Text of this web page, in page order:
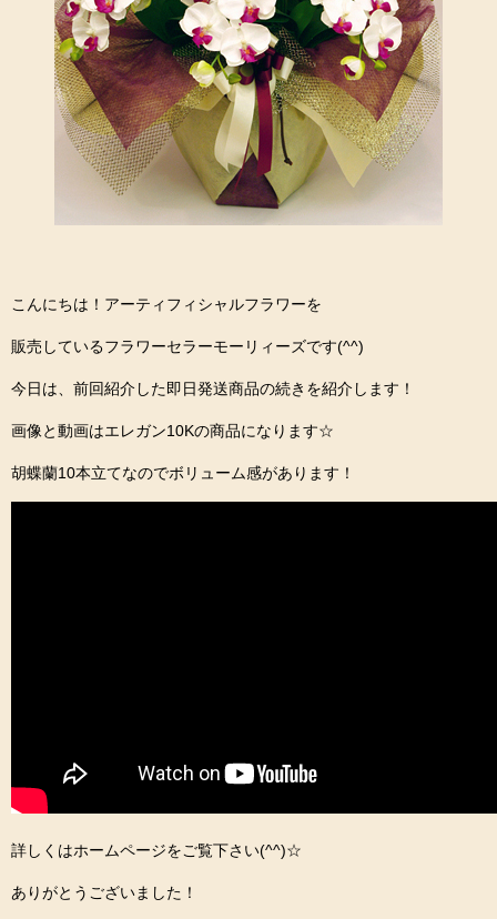
こんにちは！アーティフィシャルフラワーを
販売しているフラワーセラーモーリィーズです(^^)
今日は、前回紹介した即日発送商品の続きを紹介します！
画像と動画はエレガン10Kの商品になります☆
胡蝶蘭10本立てなのでボリューム感があります！
詳しくはホームページをご覧下さい(^^)☆
ありがとうございました！